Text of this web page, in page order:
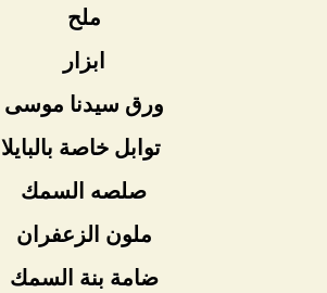
ملح
ابزار
ورق سيدنا موسى
توابل خاصة بالبايلا
صلصه السمك
ملون الزعفران
ضامة بنة السمك